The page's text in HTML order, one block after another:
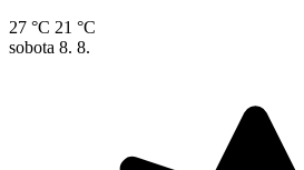
27 °C 21 °C
sobota 8. 8.